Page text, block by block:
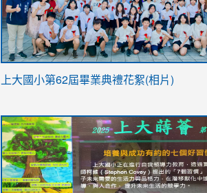
link
YfDQppRvyMk686kIw6SBbssEIZ6WnT/
usp=sharing
上大國小第62屆畢業典禮花絮(相片)
to
https://drive.google.com/file/d/1I-
YfDQppRvyMk686kIw6SBbssEIZ6WnT/
usp=sharing
to
https://sites.google.com/stes.tyc.edu.tw/